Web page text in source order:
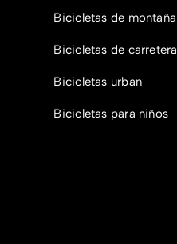
Bicicletas de montaña
Bicicletas de carretera
Bicicletas urban
Bicicletas para niños